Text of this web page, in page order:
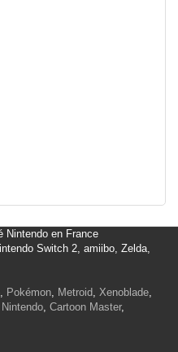
Nintendo en France
Switch 2, amiibo, Zelda,
, Pokémon, Metroid, Xenoblade,
, Cartoon Master,